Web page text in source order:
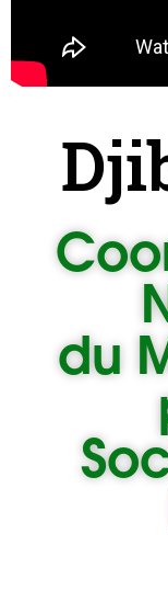
du